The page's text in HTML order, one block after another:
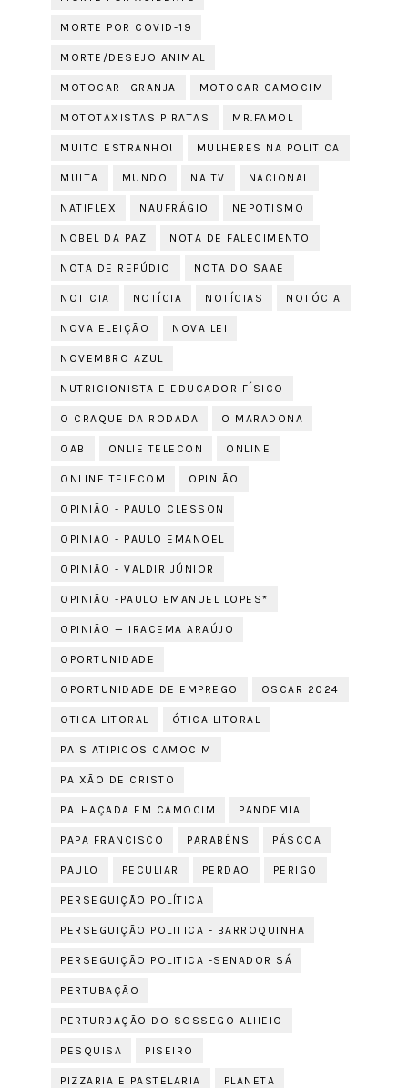
MORTE POR COVID-19
MORTE/DESEJO ANIMAL
MOTOCAR -GRANJA MOTOCAR CAMOCIM
MOTOTAXISTAS PIRATAS MR.FAMOL
MUITO ESTRANHO! MULHERES NA POLITICA
MULTA MUNDO NA TV NACIONAL
NATIFLEX NAUFRÁGIO NEPOTISMO
NOBEL DA PAZ NOTA DE FALECIMENTO
NOTA DE REPÚDIO NOTA DO SAAE
NOTICIA NOTÍCIA NOTÍCIAS NOTÓCIA
NOVA ELEIÇÃO NOVA LEI
NOVEMBRO AZUL
NUTRICIONISTA E EDUCADOR FÍSICO
O CRAQUE DA RODADA O MARADONA
OAB ONLIE TELECON ONLINE
ONLINE TELECOM OPINIÃO
OPINIÃO - PAULO CLESSON
OPINIÃO - PAULO EMANOEL
OPINIÃO - VALDIR JÚNIOR
OPINIÃO -PAULO EMANUEL LOPES*
OPINIÃO — IRACEMA ARAÚJO
OPORTUNIDADE
OPORTUNIDADE DE EMPREGO OSCAR 2024
OTICA LITORAL ÓTICA LITORAL
PAIS ATIPICOS CAMOCIM
PAIXÃO DE CRISTO
PALHAÇADA EM CAMOCIM PANDEMIA
PAPA FRANCISCO PARABÉNS PÁSCOA
PAULO PECULIAR PERDÃO PERIGO
PERSEGUIÇÃO POLÍTICA
PERSEGUIÇÃO POLITICA - BARROQUINHA
PERSEGUIÇÃO POLITICA -SENADOR SÁ
PERTUBAÇÃO
PERTURBAÇÃO DO SOSSEGO ALHEIO
PESQUISA PISEIRO
PIZZARIA E PASTELARIA PLANETA